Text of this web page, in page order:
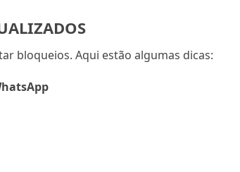
bloqueios. Aqui estão algumas dicas: